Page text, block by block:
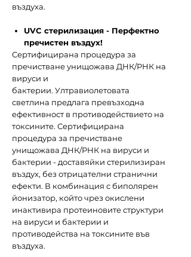
въздуха.
UVC стерилизация - Перфектно
пречистен въздух!
Сертифицирана процедура за
пречистване унищожава ДНК/РНК на
вируси и
бактерии. Ултравиолетовата
светлина предлага превъзходна
ефективност в противодействието на
токсините. Сертифицирана
процедура за пречистване
унищожава ДНК/РНК на вируси и
бактерии - доставяйки стерилизиран
въздух, без отрицателни странични
ефекти. В комбинация с биполярен
йонизатор, който чрез окислени
инактивира протеиновите структури
на вируси и бактерии и
противодейства на токсините във
въздуха.